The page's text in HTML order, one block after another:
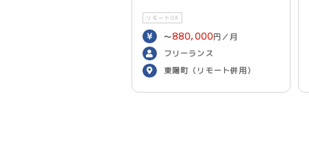
リモートOK
〜880,000円／月
フリーランス
東陽町（リモート併用）